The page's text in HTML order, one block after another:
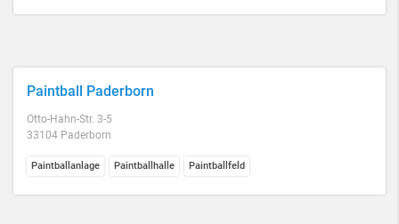
Paintball Paderborn
Otto-Hahn-Str. 3-5
33104 Paderborn
Paintballanlage Paintballhalle Paintballfeld